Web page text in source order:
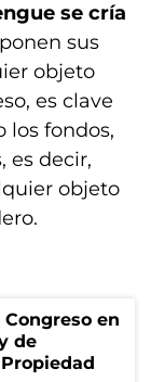
se cría
sus
objeto
es clave
los fondos,
es decir,
objeto
en
de